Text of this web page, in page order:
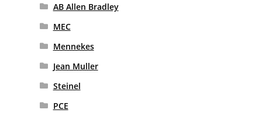
AB Allen Bradley
MEC
Mennekes
Jean Muller
Steinel
PCE